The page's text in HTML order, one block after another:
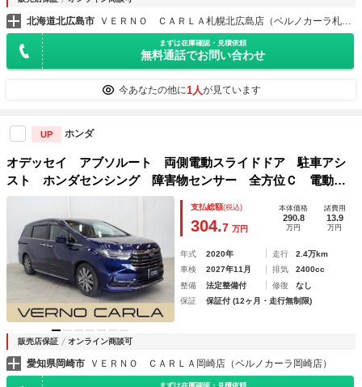
北海道北広島市 ＶＥＲＮＯ ＣＡＲＬＡ札幌北広島店（ベルノカーラ札幌北広島店）
まずは在庫確認・見積依頼
無料通話でお問い合わせ
今あなたの他に1人が見ています
UP ホンダ
オデッセイ アブソルート 両側電動スライドドア 駐車アシ
スト ホンダセンシング 障害物センサー 全方位Ｃ 電動シ
ート ＬＥＤライト スマートキー 純正ＡＷ 純正ナビ フ
ルセグＴＶ ＤＶＤ Ｂｌｕｅｔｏｏｔｈ ＥＴＣ オットマ
支払総額(税込)
304.7 万円
本体価格
290.8
万円
諸費用
13.9
万円
年式 2020年 走行
2.4万km
車検
2027年11月 排気
2400cc
整備
法定整備付 修復
なし
保証
保証付 (12ヶ月・走行無制限)
販売店保証 オンライン商談可
愛知県岡崎市 ＶＥＲＮＯ ＣＡＲＬＡ岡崎店（ベルノカーラ岡崎店）